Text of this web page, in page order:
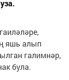
яшь алып
галимнәр,
була.